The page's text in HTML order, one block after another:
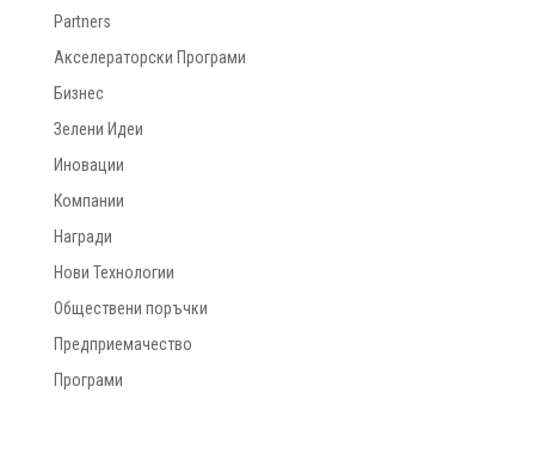
Partners
Акселераторски Програми
Бизнес
Зелени Идеи
Иновации
Компании
Награди
Нови Технологии
Обществени поръчки
Предприемачество
Програми